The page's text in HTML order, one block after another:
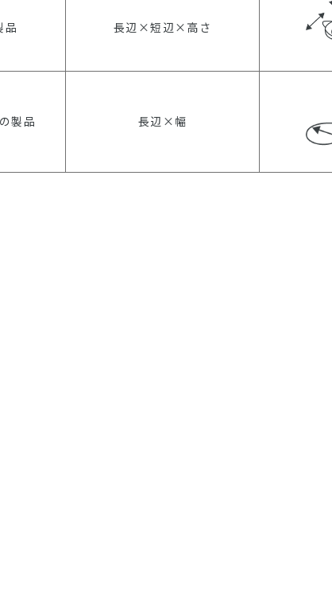
品 長辺×短辺×高さ
製品 長辺×幅